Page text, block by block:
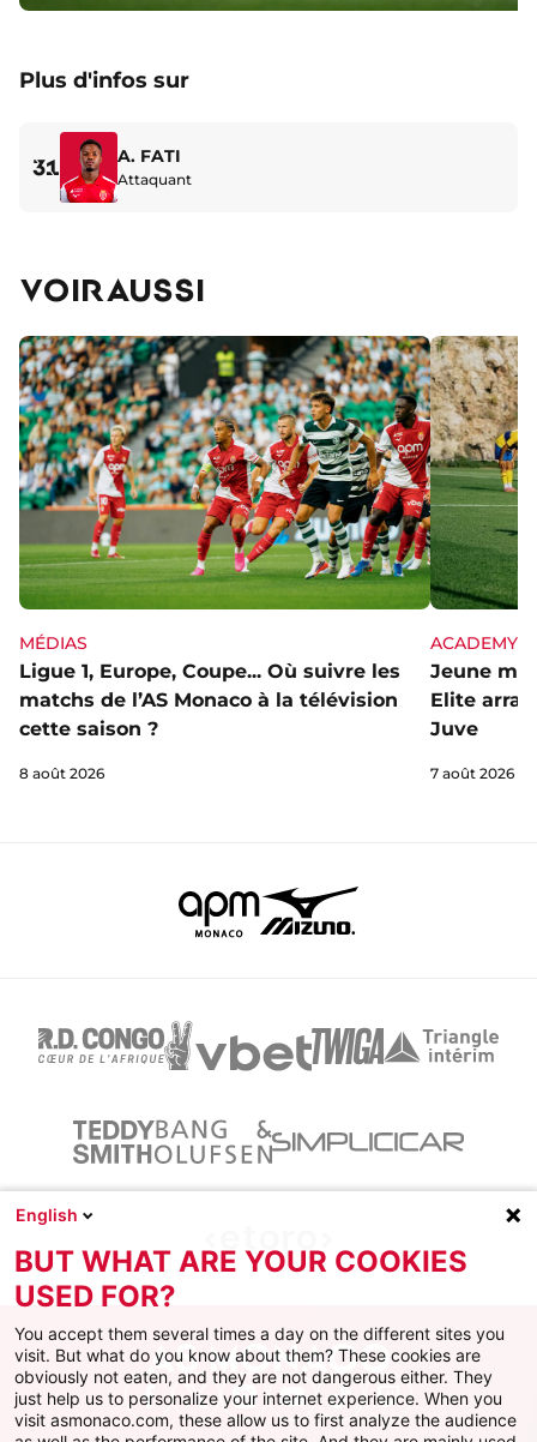
Plus d'infos sur
31 A. FATI
Attaquant
VOIR AUSSI
MÉDIAS
Ligue 1, Europe, Coupe... Où suivre les
matchs de l’AS Monaco à la télévision
cette saison ?
8 août 2026
ACADEMY
Jeune
Elite
Juve
7 août 2026
Facebook
X Instagram
YoutubeTikTokTwitch
English
BUT WHAT ARE YOUR COOKIES
USED FOR?
You accept them several times a day on the different sites you
visit. But what do you know about them? These cookies are
obviously not eaten, and they are not dangerous either. They
just help us to personalize your internet experience. When you
visit asmonaco.com, these allow us to first analyze the audience